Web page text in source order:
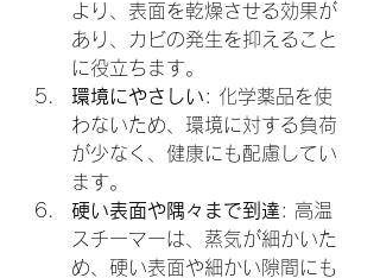
より、表面を乾燥させる効果が
あり、カビの発生を抑えること
に役立ちます。
環境にやさしい: 化学薬品を使
わないため、環境に対する負荷
が少なく、健康にも配慮してい
ます。
硬い表面や隅々まで到達: 高温
スチーマーは、蒸気が細かいた
め、硬い表面や細かい隙間にも